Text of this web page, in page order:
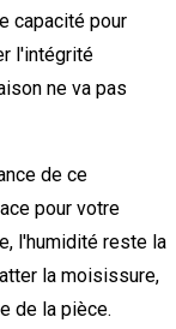
capacité pour
l'intégrité
ne va pas
de ce
pour votre
l'humidité reste la
la moisissure,
de la pièce.